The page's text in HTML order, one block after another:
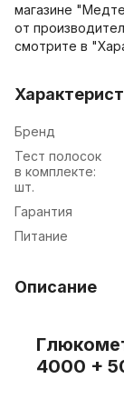
магазине
от
смотрите в
Бренд
Тест полосок
в комплекте:
шт.
Гарантия
Питание
Описание
4000 +